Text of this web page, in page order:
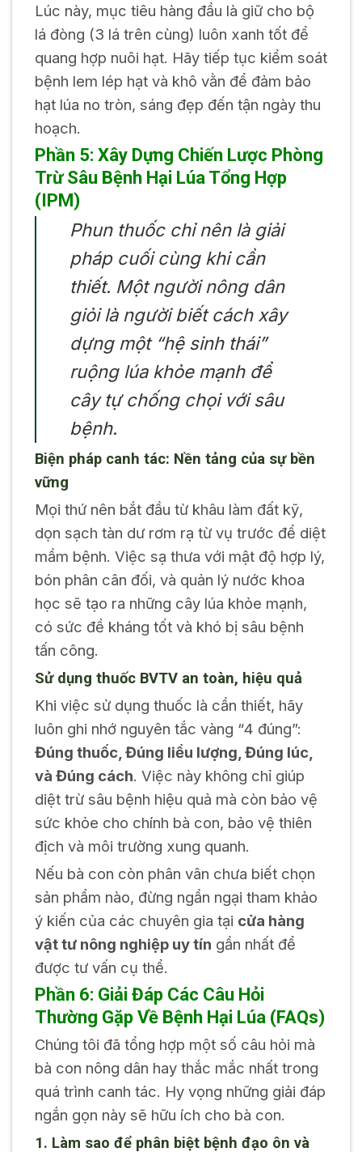
Lúc này, mục tiêu hàng đầu là giữ cho bộ
lá đòng (3 lá trên cùng) luôn xanh tốt để
quang hợp nuôi hạt. Hãy tiếp tục kiểm soát
bệnh lem lép hạt và khô vằn để đảm bảo
hạt lúa no tròn, sáng đẹp đến tận ngày thu
hoạch.
Phần 5: Xây Dựng Chiến Lược Phòng
Trừ Sâu Bệnh Hại Lúa Tổng Hợp
(IPM)
Phun thuốc chỉ nên là giải
pháp cuối cùng khi cần
thiết. Một người nông dân
giỏi là người biết cách xây
dựng một “hệ sinh thái”
ruộng lúa khỏe mạnh để
cây tự chống chọi với sâu
bệnh.
Biện pháp canh tác: Nền tảng của sự bền
vững
Mọi thứ nên bắt đầu từ khâu làm đất kỹ,
dọn sạch tàn dư rơm rạ từ vụ trước để diệt
mầm bệnh. Việc sạ thưa với mật độ hợp lý,
bón phân cân đối, và quản lý nước khoa
học sẽ tạo ra những cây lúa khỏe mạnh,
có sức đề kháng tốt và khó bị sâu bệnh
tấn công.
Sử dụng thuốc BVTV an toàn, hiệu quả
Khi việc sử dụng thuốc là cần thiết, hãy
luôn ghi nhớ nguyên tắc vàng “4 đúng”:
Đúng thuốc, Đúng liều lượng, Đúng lúc,
và Đúng cách. Việc này không chỉ giúp
diệt trừ sâu bệnh hiệu quả mà còn bảo vệ
sức khỏe cho chính bà con, bảo vệ thiên
địch và môi trường xung quanh.
Nếu bà con còn phân vân chưa biết chọn
sản phẩm nào, đừng ngần ngại tham khảo
ý kiến của các chuyên gia tại cửa hàng
vật tư nông nghiệp uy tín gần nhất để
được tư vấn cụ thể.
Phần 6: Giải Đáp Các Câu Hỏi
Thường Gặp Về Bệnh Hại Lúa (FAQs)
Chúng tôi đã tổng hợp một số câu hỏi mà
bà con nông dân hay thắc mắc nhất trong
quá trình canh tác. Hy vọng những giải đáp
ngắn gọn này sẽ hữu ích cho bà con.
1. Làm sao để phân biệt bệnh đạo ôn và